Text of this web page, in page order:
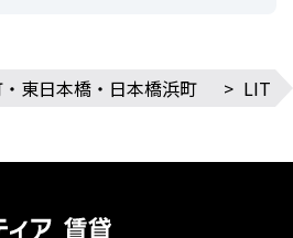
東日本橋・日本橋浜町 > LIT